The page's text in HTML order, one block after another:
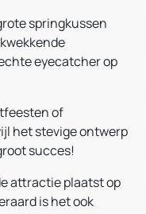
springkussen
eyecatcher op
of
het stevige ontwerp
succes!
attractie plaatst op
is het ook